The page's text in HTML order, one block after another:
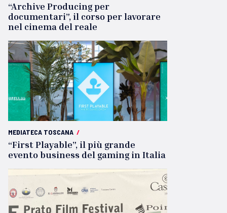
“Archive Producing per
documentari”, il corso per lavorare
nel cinema del reale
MEDIATECA TOSCANA /
“First Playable”, il più grande
evento business del gaming in Italia